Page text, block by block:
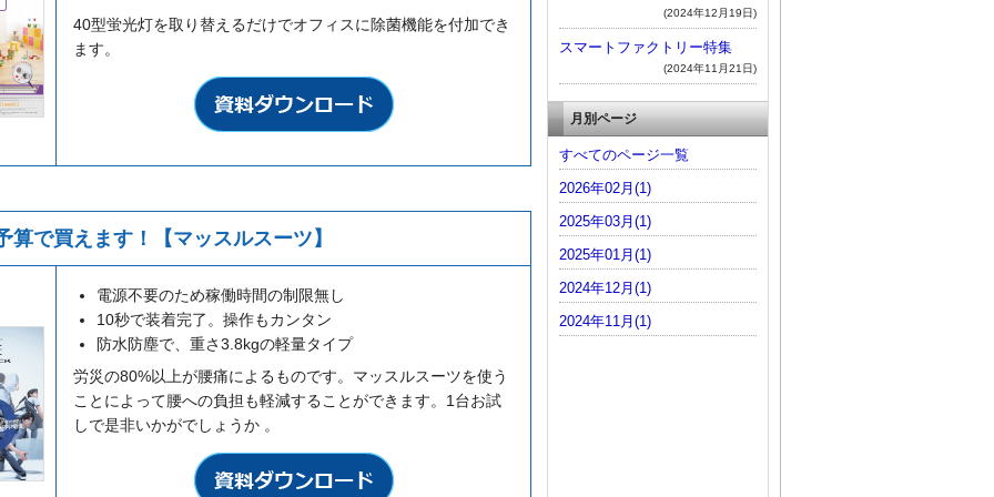
40型蛍光灯を取り替えるだけでオフィスに除菌機能を付加でき
ます。
算で買えます！【マッスルスーツ】
電源不要のため稼働時間の制限無し
10秒で装着完了。操作もカンタン
防水防塵で、重さ3.8kgの軽量タイプ
労災の80%以上が腰痛によるものです。マッスルスーツを使う
ことによって腰への負担も軽減することができます。1台お試
しで是非いかがでしょうか 。
(2024年12月19日)
スマートファクトリー特集
(2024年11月21日)
月別ページ
すべてのページ一覧
2026年02月(1)
2025年03月(1)
2025年01月(1)
2024年12月(1)
2024年11月(1)